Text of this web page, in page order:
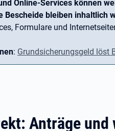
Online-Services können
Bescheide bleiben inhaltlich
Formulare und
: Grundsicherungsgeld löst
Anträge